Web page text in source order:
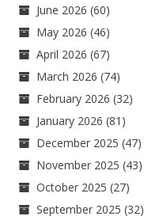
June 2026 (60)
May 2026 (46)
April 2026 (67)
March 2026 (74)
February 2026 (32)
January 2026 (81)
December 2025 (47)
November 2025 (43)
October 2025 (27)
September 2025 (32)